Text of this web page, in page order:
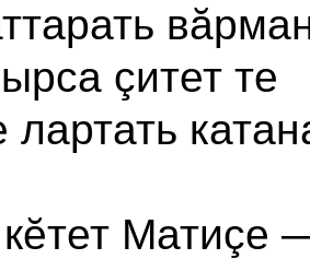
çитет те
лартать
кĕтет Матиçе